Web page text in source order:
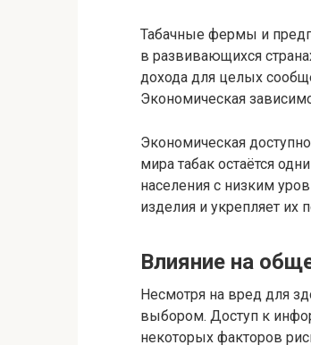
Табачные фермы и
в развивающихся
дохода для целых
Экономическая
Экономическая
мира табак остаётся
населения с низким
изделия и укрепляет их
Влияние на
Несмотря на вред для
выбором. Доступ к
некоторых факторов